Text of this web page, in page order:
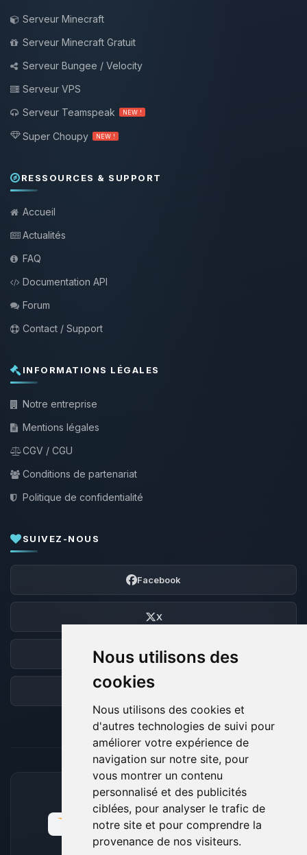
Nous utilisons des
cookies
Nous utilisons des cookies et
d'autres technologies de suivi pour
améliorer votre expérience de
navigation sur notre site, pour
vous montrer un contenu
personnalisé et des publicités
ciblées, pour analyser le trafic de
notre site et pour comprendre la
provenance de nos visiteurs.
Serveur Minecraft
Serveur Minecraft Gratuit
Serveur Bungee / Velocity
Serveur VPS
Serveur Teamspeak
NEW !
Super Choupy NEW !
RESSOURCES & SUPPORT
Accueil
Actualités
FAQ
Documentation API
Forum
Contact / Support
INFORMATIONS LÉGALES
Notre entreprise
Mentions légales
CGV / CGU
Conditions de partenariat
Politique de confidentialité
SUIVEZ-NOUS
Facebook
X
Discord
Forum
MOYENS DE PAIEMENT ACCEPTÉS